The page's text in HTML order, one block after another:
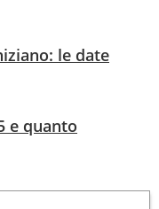
le date
e quanto